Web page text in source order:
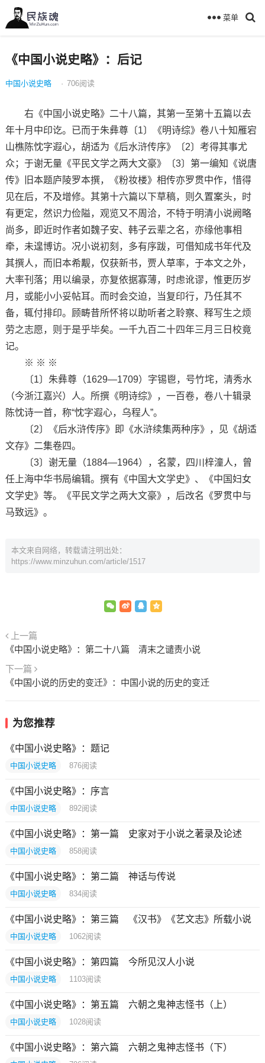
菜单
《中国小说史略》：后记
中国小说史略 · 706阅读
右《中国小说史略》二十八篇，其第一至第十五篇以去
年十月中印讫。已而于朱彝尊〔1〕《明诗综》卷八十知雁宕
山樵陈忱字遐心，胡适为《后水浒传序》〔2〕考得其事尤
众；于谢无量《平民文学之两大文豪》〔3〕第一编知《说唐
传》旧本题庐陵罗本撰，《粉妆楼》相传亦罗贯中作，惜得
见在后，不及增修。其第十六篇以下草稿，则久置案头，时
有更定，然识力俭隘，观览又不周洽，不特于明清小说阙略
尚多，即近时作者如魏子安、韩子云辈之名，亦缘他事相
牵，未遑博访。况小说初刻，多有序跋，可借知成书年代及
其撰人，而旧本希觏，仅获新书，贾人草率，于本文之外，
大率刊落；用以编录，亦复依据寡薄，时虑讹谬，惟更历岁
月，或能小小妥帖耳。而时会交迫，当复印行，乃任其不
备，辄付排印。顾畴昔所怀将以助听者之聆察、释写生之烦
劳之志愿，则于是乎毕矣。一千九百二十四年三月三日校竟
记。
※ ※ ※
〔1〕朱彝尊（1629—1709）字锡鬯，号竹垞，清秀水
（今浙江嘉兴）人。所撰《明诗综》，一百卷，卷八十辑录
陈忱诗一首，称“忱字遐心，乌程人”。
〔2〕《后水浒传序》即《水浒续集两种序》，见《胡适
文存》二集卷四。
〔3〕谢无量（1884—1964），名蒙，四川梓潼人，曾
任上海中华书局编辑。撰有《中国大文学史》、《中国妇女
文学史》等。《平民文学之两大文豪》，后改名《罗贯中与
马致远》。
本文来自网络，转载请注明出处：
https://www.minzuhun.com/article/1517
上一篇
《中国小说史略》：第二十八篇 清末之谴责小说
下一篇
《中国小说的历史的变迁》：中国小说的历史的变迁
为您推荐
《中国小说史略》：题记
中国小说史略 876阅读
《中国小说史略》：序言
中国小说史略 892阅读
《中国小说史略》：第一篇 史家对于小说之著录及论述
中国小说史略 858阅读
《中国小说史略》：第二篇 神话与传说
中国小说史略 834阅读
《中国小说史略》：第三篇 《汉书》《艺文志》所载小说
中国小说史略 1062阅读
《中国小说史略》：第四篇 今所见汉人小说
中国小说史略 1103阅读
《中国小说史略》：第五篇 六朝之鬼神志怪书（上）
中国小说史略 1028阅读
《中国小说史略》：第六篇 六朝之鬼神志怪书（下）